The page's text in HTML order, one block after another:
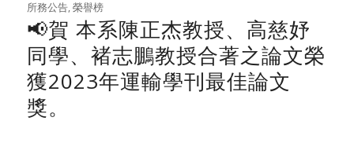
所務公告,榮譽榜
📢賀 本系陳正杰教授、高慈妤
同學、褚志鵬教授合著之論文榮
獲2023年運輸學刊最佳論文
獎。